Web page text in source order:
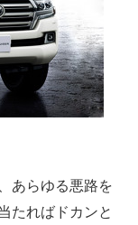
あらゆる悪路を
たればドカンと